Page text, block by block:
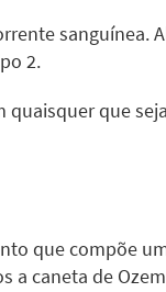
sanguínea.
2.
que
que compõe
a caneta de